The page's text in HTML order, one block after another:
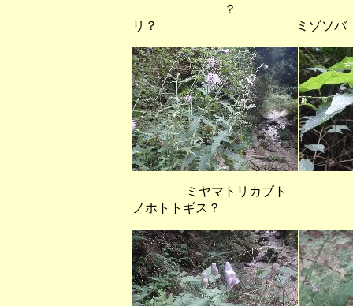
？ ス
リ？ ミゾソバ
ミヤマトリカブ
ノホトトギス？